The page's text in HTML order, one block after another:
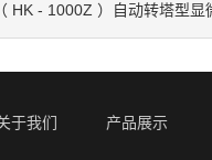
（ HK - 1000Z ）自动转塔型
于我们 产品展示